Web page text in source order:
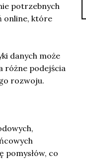
potrzebnych
online, które
danych może
różne podejścia
rozwoju.
pomysłów, co